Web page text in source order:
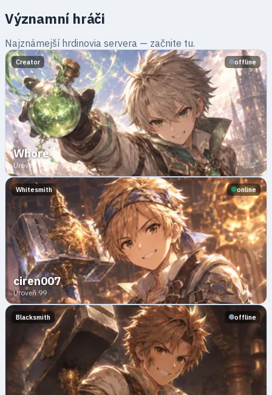
Významní hráči
Najznámejší hrdinovia servera — začnite tu.
Creator offline
Whore
Úroveň 94
Whitesmith online
ciren007
Úroveň 99
Blacksmith offline